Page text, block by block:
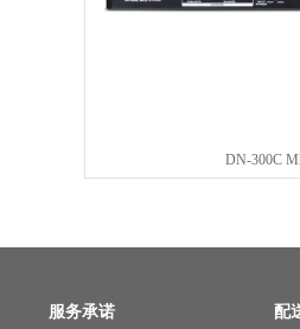
DN-300C
服务承诺 配